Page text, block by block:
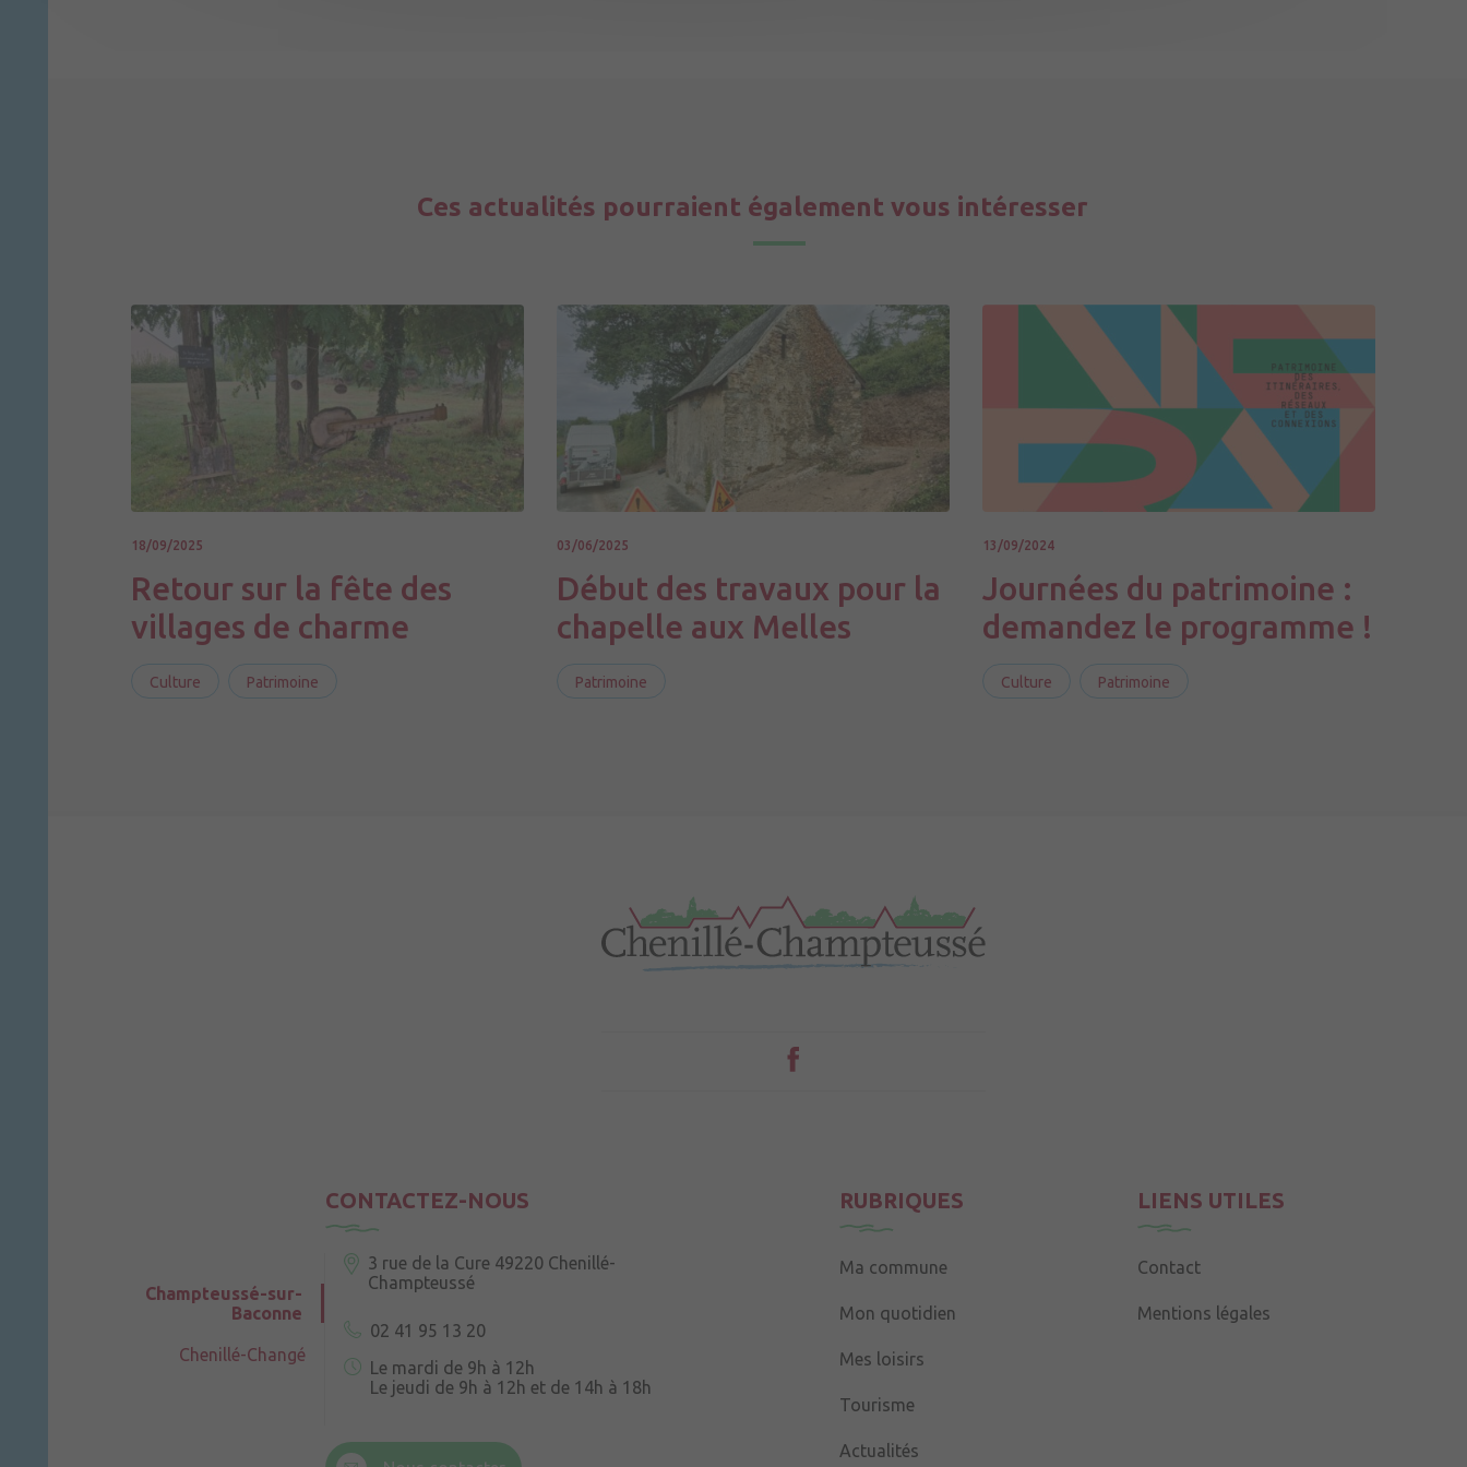
Ces actualités pourraient également vous intéresser
18/09/2025
Retour sur la fête des
villages de charme
Culture Patrimoine
03/06/2025
Début des travaux pour la
chapelle aux Melles
Patrimoine
13/09/2024
Journées du patrimoine :
demandez le programme !
Culture Patrimoine
CONTACTEZ-NOUS
Champteussé-sur-
Baconne
Chenillé-Changé
3 rue de la Cure 49220 Chenillé-
Champteussé
02 41 95 13 20
Le mardi de 9h à 12h
Le jeudi de 9h à 12h et de 14h à 18h
RUBRIQUES
Ma commune
Mon quotidien
Mes loisirs
Tourisme
Actualités
LIENS UTILES
Contact
Mentions légales